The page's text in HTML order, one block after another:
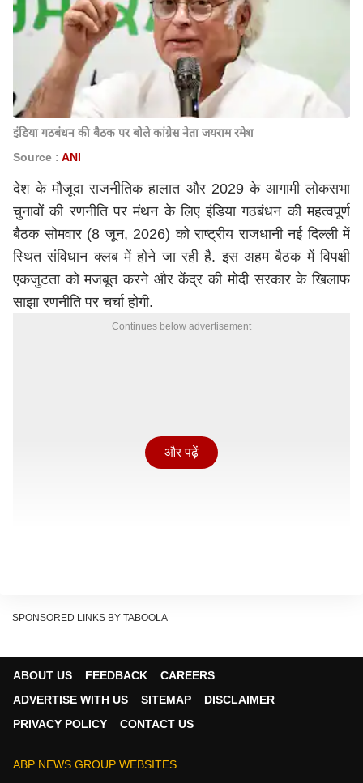
इंडिया गठबंधन की बैठक पर बोले कांग्रेस नेता जयराम रमेश
Source : ANI
देश के मौजूदा राजनीतिक हालात और 2029 के आगामी लोकसभा
चुनावों की रणनीति पर मंथन के लिए इंडिया गठबंधन की महत्वपूर्ण
बैठक सोमवार (8 जून, 2026) को राष्ट्रीय राजधानी नई दिल्ली में
स्थित संविधान क्लब में होने जा रही है. इस अहम बैठक में विपक्षी
एकजुटता को मजबूत करने और केंद्र की मोदी सरकार के खिलाफ
साझा रणनीति पर चर्चा होगी.
Continues below advertisement
समाजवादी पार्टी के अध्यक्ष अखिलेश यादव, तृणमूल कांग्रेस (TMC)
और पढ़ें
SPONSORED LINKS BY TABOOLA
ABOUT US FEEDBACK
CAREERS
ADVERTISE WITH US
SITEMAP
DISCLAIMER
PRIVACY POLICY
CONTACT US
ABP NEWS GROUP WEBSITES